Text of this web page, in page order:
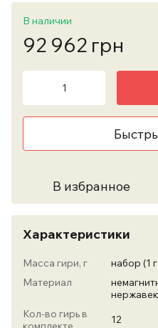
В наличии
92 962 грн
В избранное
Характеристики
Масса гири, г
набор (1
Материал
Кол-во гирь в
12